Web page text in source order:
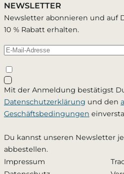
Passend zu
Du wirst per E-Mail
Artikel wieder verfügbar ist.
Ja, ich möchte - jederzeit
informiert werden, sobald
verfügbar ist. Meine
weitergegeben. Die
zur Kenntnis genommen.
NEWSLETTER
Newsletter abonnieren und auf
10 % Rabatt erhalten.
Mit der Anmeldung bestätigst
Datenschutzerklärung und den
Geschäftsbedingungen
Du kannst unseren Newsletter
abbestellen.
Impressum